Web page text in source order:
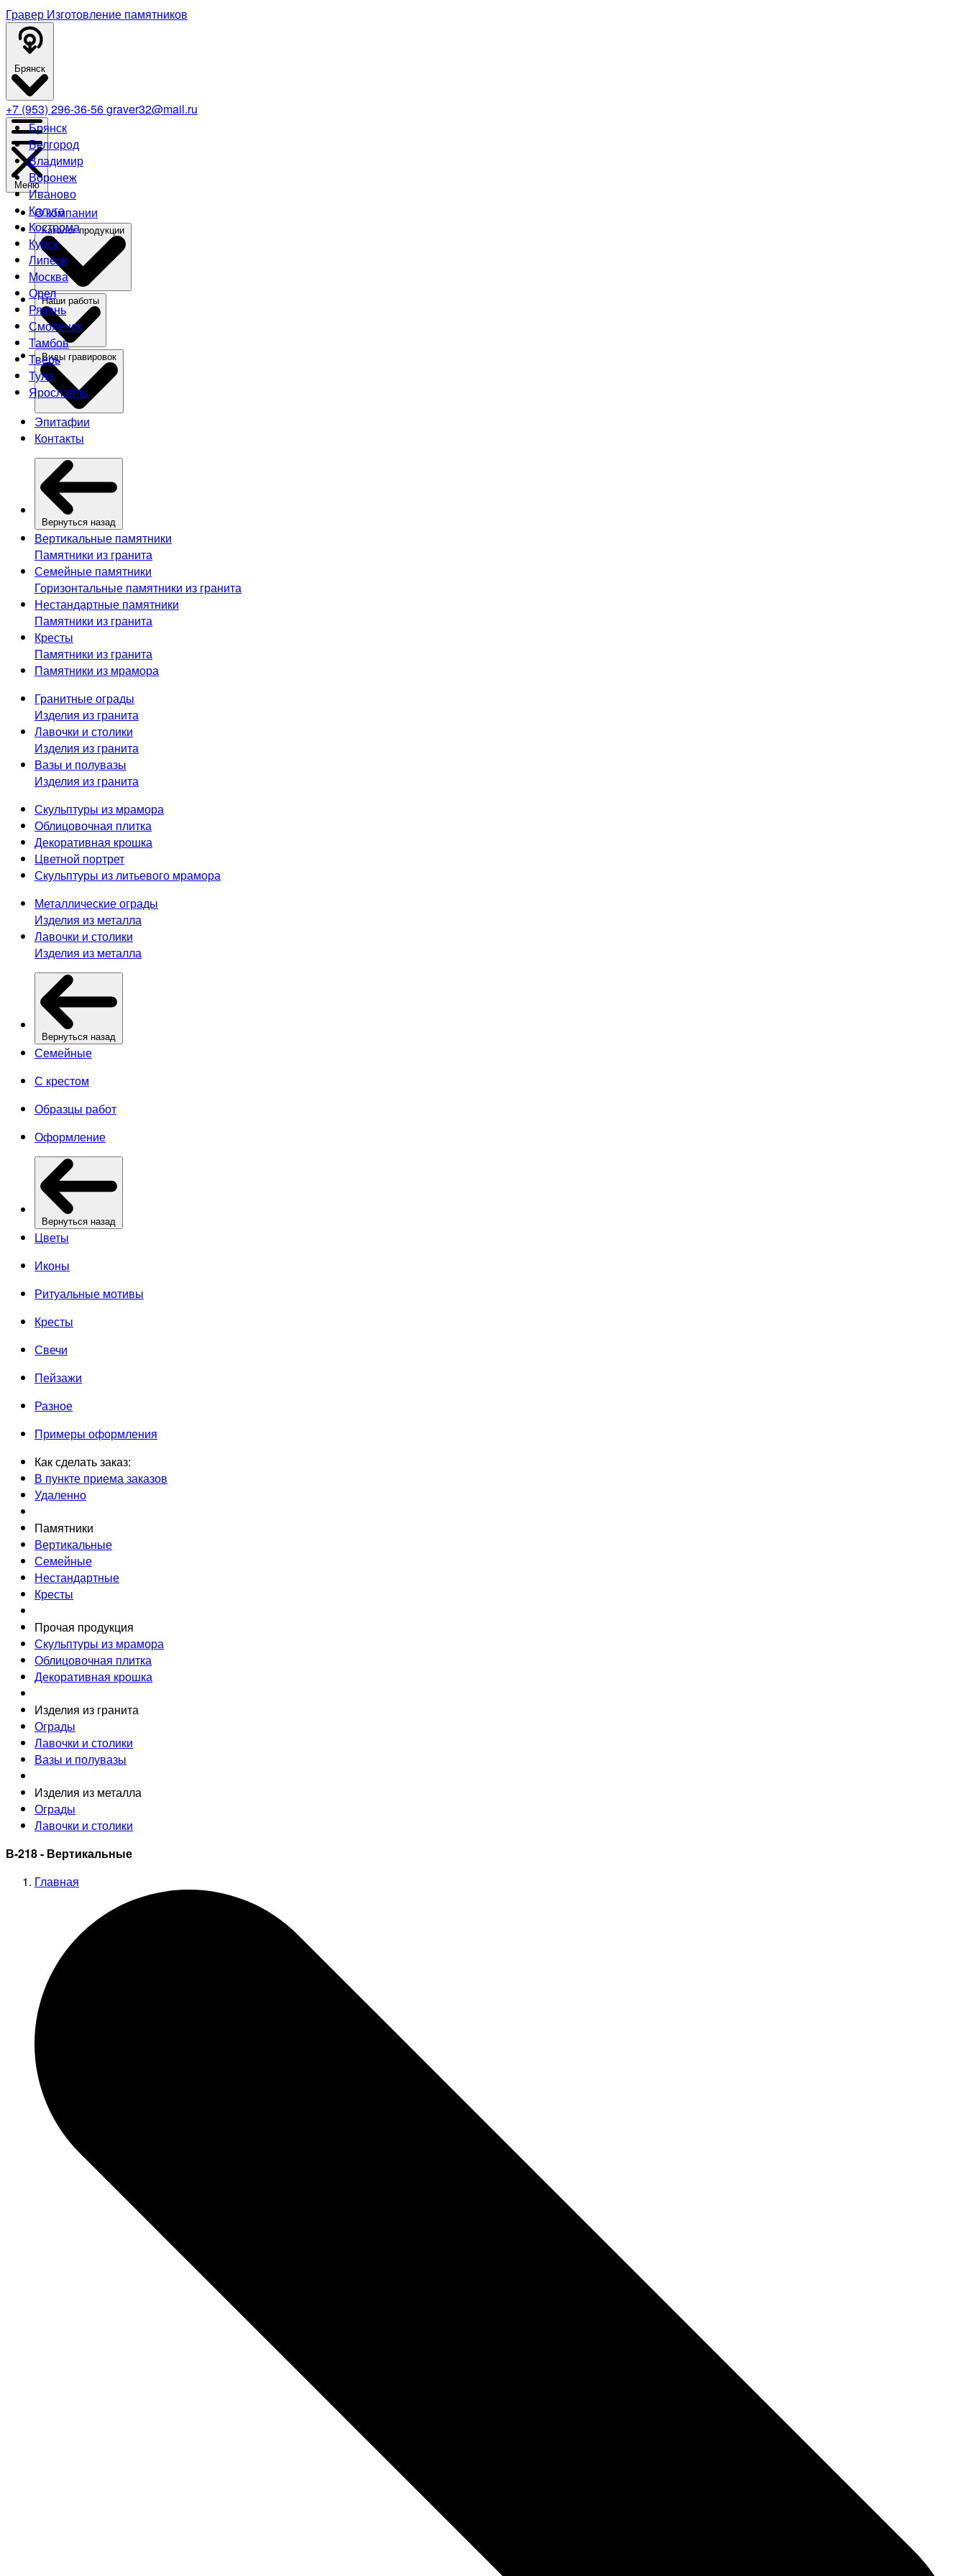
Гравер Изготовление памятников
Брянск
Брянск
Белгород
Владимир
Воронеж
Иваново
Калуга
Кострома
Курск
Липецк
Москва
Орел
Рязань
Смоленск
Тамбов
Тверь
Тула
Ярославль
+7 (953) 296-36-56graver32@mail.ru
Меню
О компании
Эпитафии
Контакты
Вернуться назад
Вертикальные памятники
Памятники из гранита
Семейные памятники
Горизонтальные памятники из гранита
Нестандартные памятники
Памятники из гранита
Кресты
Памятники из гранита
Памятники из мрамора
Гранитные ограды
Изделия из гранита
Лавочки и столики
Изделия из гранита
Вазы и полувазы
Изделия из гранита
Скульптуры из мрамора
Облицовочная плитка
Декоративная крошка
Цветной портрет
Скульптуры из литьевого мрамора
Металлические ограды
Изделия из металла
Лавочки и столики
Изделия из металла
Вернуться назад
Семейные
С крестом
Образцы работ
Оформление
Вернуться назад
Цветы
Иконы
Ритуальные мотивы
Кресты
Свечи
Пейзажи
Разное
Примеры оформления
Как сделать заказ:
В пункте приема заказов
Удаленно
Памятники
Вертикальные
Семейные
Нестандартные
Кресты
Прочая продукция
Скульптуры из мрамора
Облицовочная плитка
Декоративная крошка
Изделия из гранита
Ограды
Лавочки и столики
Вазы и полувазы
Изделия из металла
Ограды
Лавочки и столики
В-218 - Вертикальные
Главная